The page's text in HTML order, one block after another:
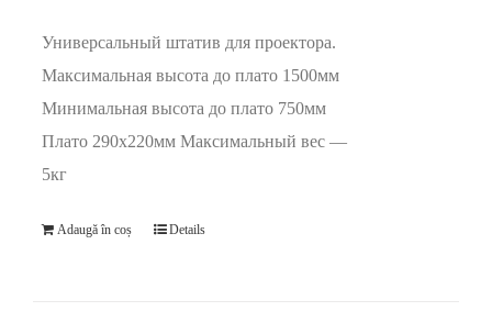
Универсальный штатив для проектора.
Максимальная высота до плато 1500мм
Минимальная высота до плато 750мм
Плато 290х220мм Максимальный вес —
5кг
Adaugă în coș Details